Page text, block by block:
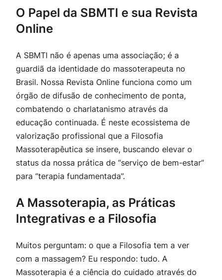
O Papel da SBMTI e sua Revista
Online
A SBMTI não é apenas uma associação; é a
guardiã da identidade do massoterapeuta no
Brasil. Nossa Revista Online funciona como um
órgão de difusão de conhecimento de ponta,
combatendo o charlatanismo através da
educação continuada. É neste ecossistema de
valorização profissional que a Filosofia
Massoterapêutica se insere, buscando elevar o
status da nossa prática de “serviço de bem-estar”
para “terapia fundamentada”.
A Massoterapia, as Práticas
Integrativas e a Filosofia
Muitos perguntam: o que a Filosofia tem a ver
com a massagem? Eu respondo: tudo. A
Massoterapia é a ciência do cuidado através do